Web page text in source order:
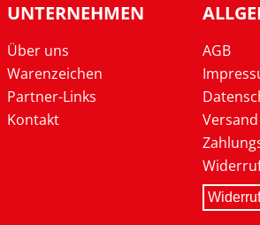
UNTERNEHMEN
Über uns
Warenzeichen
Partner-Links
Kontakt
AGB